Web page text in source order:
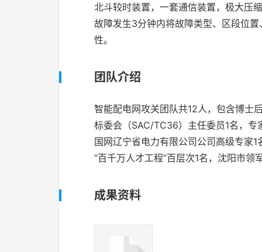
北斗较时装置，一套通信装置，极大压
故障发生3分钟内将故障类型、区段位
性。
团队介绍
智能配电网攻关团队共12人，包含博士
标委会（SAC/TC36）主任委员1名，
国网辽宁省电力有限公司公司高级专家
“百千万人才工程”百层次1名，沈阳市领
成果资料